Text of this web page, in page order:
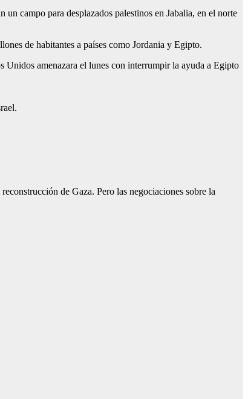
un campo para desplazados palestinos en Jabalia, en el norte
de habitantes a países como Jordania y Egipto.
Unidos amenazara el lunes con interrumpir la ayuda a Egipto
de Gaza. Pero las negociaciones sobre la